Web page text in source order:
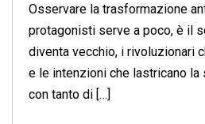
Osservare la trasformazione
protagonisti serve a poco, è il
diventa vecchio, i rivoluzionari
e le intenzioni che lastricano la
con tanto di […]